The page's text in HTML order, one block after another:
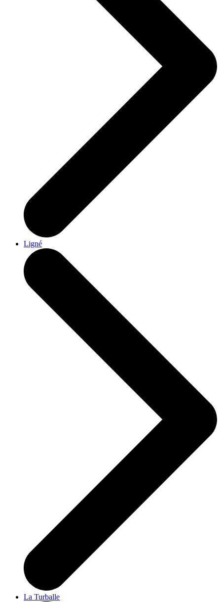
Ligné
La Turballe